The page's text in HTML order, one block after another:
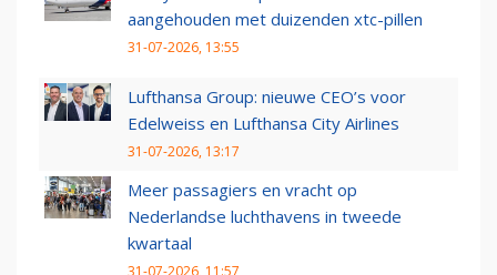
aangehouden met duizenden xtc-pillen
31-07-2026, 13:55
Lufthansa Group: nieuwe CEO’s voor
Edelweiss en Lufthansa City Airlines
31-07-2026, 13:17
Meer passagiers en vracht op
Nederlandse luchthavens in tweede
kwartaal
31-07-2026, 11:57